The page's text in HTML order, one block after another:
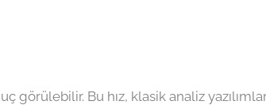
Bu hız, klasik analiz